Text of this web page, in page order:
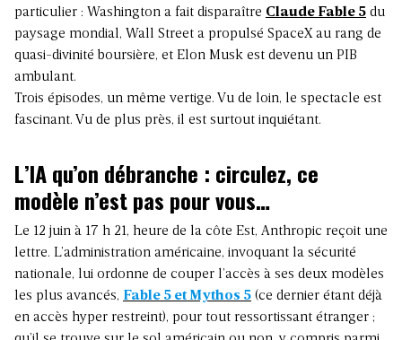
particulier : Washington a fait disparaître Claude Fable 5 du
paysage mondial, Wall Street a propulsé SpaceX au rang de
quasi-divinité boursière, et Elon Musk est devenu un PIB
ambulant.
Trois épisodes, un même vertige. Vu de loin, le spectacle est
fascinant. Vu de plus près, il est surtout inquiétant.
L’IA qu’on débranche : circulez, ce
modèle n’est pas pour vous…
Le 12 juin à 17 h 21, heure de la côte Est, Anthropic reçoit une
lettre. L’administration américaine, invoquant la sécurité
nationale, lui ordonne de couper l’accès à ses deux modèles
les plus avancés, Fable 5 et Mythos 5 (ce dernier étant déjà
en accès hyper restreint), pour tout ressortissant étranger ;